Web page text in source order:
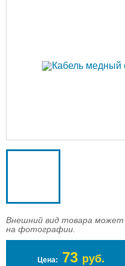
Внешний вид товара
на фотографии.
Цена: 73 руб.